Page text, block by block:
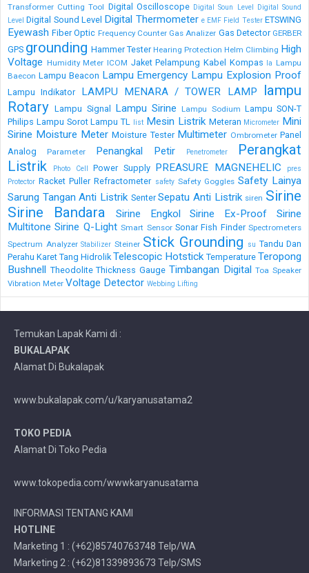
Transformer Cutting Tool Digital Oscilloscope Digital Soun Level Digital Sound
Level Digital Sound Level Digital Thermometer e EMF Field Tester ETSWING
Eyewash Fiber Optic Frequency Counter Gas Analizer Gas Detector GERBER
GPS grounding Hammer Tester Hearing Protection Helm Climbing High
Voltage Humidity Meter ICOM Jaket Pelampung Kabel Kompas la Lampu
Baecon Lampu Beacon Lampu Emergency Lampu Explosion Proof
Lampu Indikator LAMPU MENARA / TOWER LAMP
lampu
Rotary Lampu Signal Lampu Sirine Lampu Sodium Lampu SON-T
Philips Lampu Sorot Lampu TL list Mesin Listrik Meteran Micrometer Mini
Sirine Moisture Meter Moisture Tester Multimeter Ombrometer Panel
Analog
Parameter Penangkal Petir Penetrometer
Perangkat
Listrik
Photo Cell Power Supply PREASURE MAGNEHELIC
pres
Protector Racket Puller Refractometer safety Safety Goggles Safety Lainya
Sarung Tangan Anti Listrik Senter Sepatu Anti Listrik siren Sirine
Sirine Bandara
Sirine Engkol Sirine Ex-Proof
Sirine
Multitone Sirine Q-Light Smart Sensor Sonar Fish Finder Spectrometers
Spectrum Analyzer Stabilizer Steiner Stick Grounding su Tandu Dan
Perahu Karet Tang Hidrolik Telescopic Hotstick Temperature Teropong
Bushnell Theodolite Thickness Gauge Timbangan Digital Toa Speaker
Vibration Meter Voltage Detector Webbing Lifting
Temukan Lapak Kami di :
BUKALAPAK
Alamat Di Bukalapak
www.bukalapak.com/u/karyanusatama2
TOKO PEDIA
Alamat Di Toko Pedia
www.tokopedia.com/wwwkaryanusatama
INFORMASI TENTANG KAMI
HOTLINE
Marketing 1 : (+62)85740763748 Telp/WA
Marketing 2 : (+62)81339893673 Telp/SMS